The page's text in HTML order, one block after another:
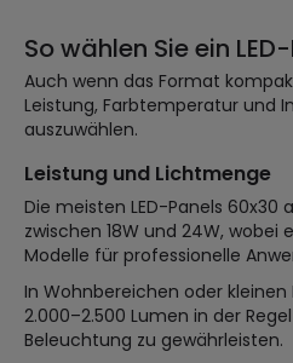
So wählen Sie ein
Auch wenn das Format
Leistung, Farbtemperatur und
auszuwählen.
Leistung und Lichtmenge
Die meisten LED-Panels
zwischen 18W und 24W, wobei
Modelle für professionelle
In Wohnbereichen oder
2.000–2.500 Lumen in der
Beleuchtung zu gewährleisten.